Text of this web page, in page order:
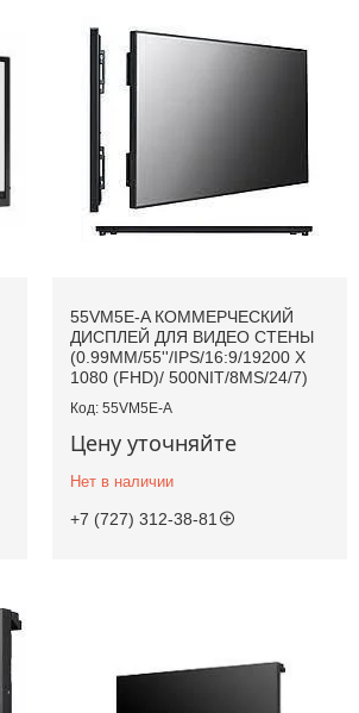
55VM5E-A КОММЕРЧЕСКИЙ
ДИСПЛЕЙ ДЛЯ ВИДЕО СТЕНЫ
(0.99MM/55''/IPS/16:9/19200 X
1080 (FHD)/ 500NIT/8MS/24/7)
55VM5E-A
Цену уточняйте
Нет в наличии
+7 (727) 312-38-81